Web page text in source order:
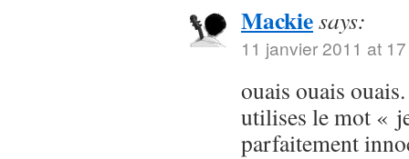
Mackiesays:
11 janvier 2011 at
ouais ouais
utilises le mot «
parfaitement